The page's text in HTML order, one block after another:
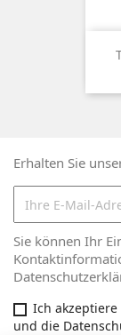
Erhalten Sie
Sie können Ihr
Ich
und die